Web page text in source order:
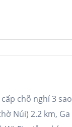
chỗ nghỉ 3
Núi) 2.2 km,